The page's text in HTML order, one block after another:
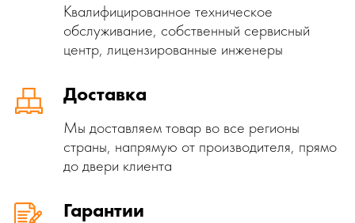
Квалифицированное техническое
обслуживание, собственный сервисный
центр, лицензированные инженеры
Доставка
Мы доставляем товар во все регионы
страны, напрямую от производителя, прямо
до двери клиента
Гарантии